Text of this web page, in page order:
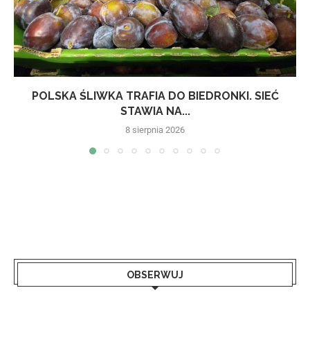
POLSKA ŚLIWKA TRAFIA DO BIEDRONKI. SIEĆ
STAWIA NA...
8 sierpnia 2026
OBSERWUJ